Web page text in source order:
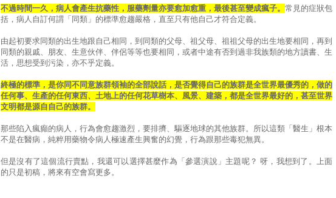
不過時間一久，病人會產生抗藥性，服藥劑量亦要愈加愈重，最後甚至變成瘋子。 常見的症狀包
括，病人自訂何謂「同類」的標準愈趨嚴格，直至只有他自己才符合定義。
由起初要求同類的出生地跟自己相同，到同類的父母、祖父母、祖祖父母的出生地要相同，再到
同類的親戚、朋友、生意伙伴、伴侶等等也要相同，或者中途有否到過非我族類的地方讀書、生
活，思想受到污染，亦不乎定義。
終極的標準，是你同不同意族群領袖的全部說話，是否覺得自己的族群是全世界最優秀的，做的
任何事、生產的任何東西、土地上的任何花草樹本、風景、建築，都是全世界最好的，甚至世界
文明都是源自自己的族群。
那些陷入瘋癲的病人，行為會愈趨激烈，要排擠、驅逐地球的其他族群。所以這類「醫生」根本
不是在醫病，純粹用藥物令病人極速產生興奮的幻覺，行為跟那些毒犯無異。
但是沒有了這個流行賣點，我還可以選擇甚麼作為「參選演說」主題呢？ 呀，我想到了。上面
的只是初稿，將來有空會寫更多。